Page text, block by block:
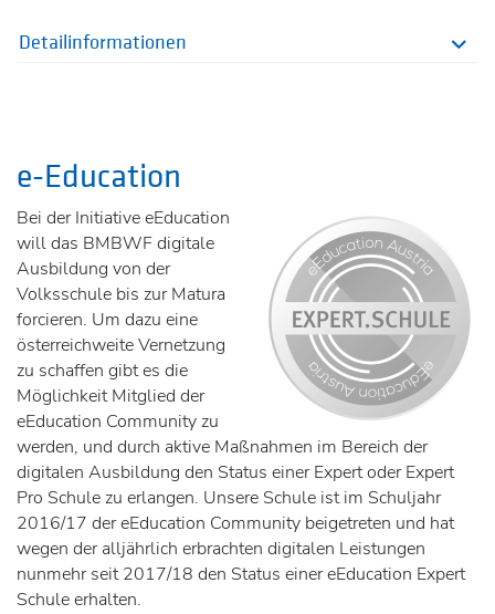
Detailinformationen
e-Education
Bei der Initiative eEducation
will das BMBWF digitale
Ausbildung von der
Volksschule bis zur Matura
forcieren. Um dazu eine
österreichweite Vernetzung
zu schaffen gibt es die
Möglichkeit Mitglied der
eEducation Community zu
werden, und durch aktive Maßnahmen im Bereich der
digitalen Ausbildung den Status einer Expert oder Expert
Pro Schule zu erlangen. Unsere Schule ist im Schuljahr
2016/17 der eEducation Community beigetreten und hat
wegen der alljährlich erbrachten digitalen Leistungen
nunmehr seit 2017/18 den Status einer eEducation Expert
Schule erhalten.